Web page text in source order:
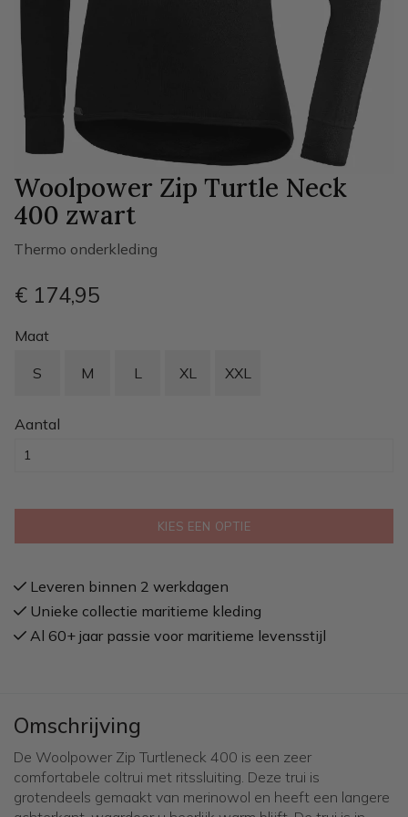
Woolpower Zip Turtle Neck
400 zwart
Thermo onderkleding
€ 174,95
Maat
S M L XL XXL
Aantal
KIES EEN OPTIE
Leveren binnen 2 werkdagen
Unieke collectie maritieme kleding
Al 60+ jaar passie voor maritieme levensstijl
Omschrijving
De Woolpower Zip Turtleneck 400 is een zeer
comfortabele coltrui met ritssluiting. Deze trui is
grotendeels gemaakt van merinowol en heeft een langere